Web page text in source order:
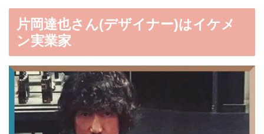
片岡達也さん(デザイナー)はイケメ
ン実業家